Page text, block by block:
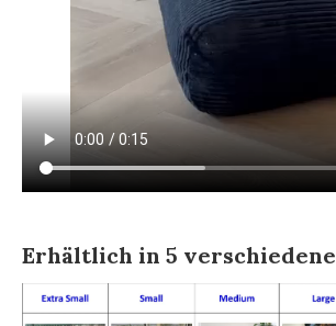
Erhältlich in 5